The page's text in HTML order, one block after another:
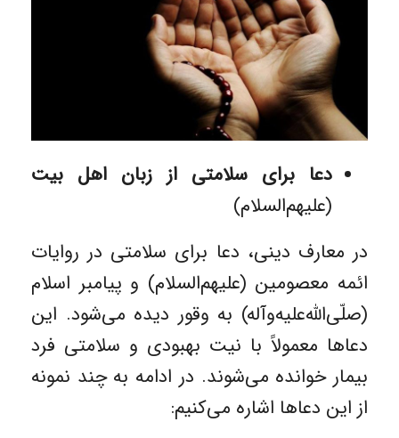
دعا برای سلامتی از زبان اهل بیت
(علیهم‌السلام)
در معارف دینی، دعا برای سلامتی در روایات
ائمه معصومین (علیهم‌السلام) و پیامبر اسلام
(صلّی‌الله‌علیه‌وآله) به وقور دیده می‌شود. این
دعاها معمولاً با نیت بهبودی و سلامتی فرد
بیمار خوانده می‌شوند. در ادامه به چند نمونه
از این دعاها اشاره می‌کنیم: